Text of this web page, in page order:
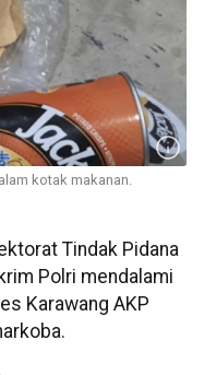
kotak makanan.
Tindak Pidana
Polri mendalami
Karawang AKP